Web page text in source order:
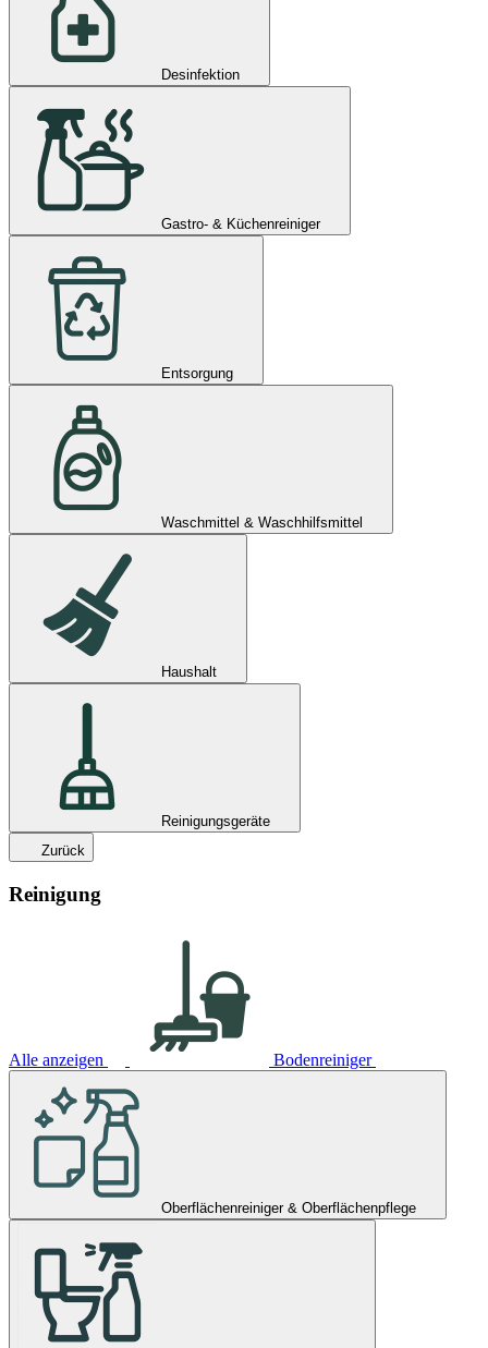
Desinfektion
Gastro- & Küchenreiniger
Entsorgung
Waschmittel & Waschhilfsmittel
Haushalt
Reinigungsgeräte
Zurück
Reinigung
Alle anzeigen Bodenreiniger
Oberflächenreiniger & Oberflächenpflege